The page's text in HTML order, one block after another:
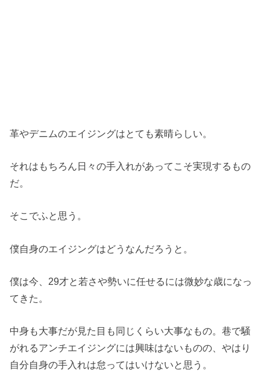
革やデニムのエイジングはとても素晴らしい。
それはもちろん日々の手入れがあってこそ実現するもの
だ。
そこでふと思う。
僕自身のエイジングはどうなんだろうと。
僕は今、29才と若さや勢いに任せるには微妙な歳になっ
てきた。
中身も大事だが見た目も同じくらい大事なもの。巷で騒
がれるアンチエイジングには興味はないものの、やはり
自分自身の手入れは怠ってはいけないと思う。